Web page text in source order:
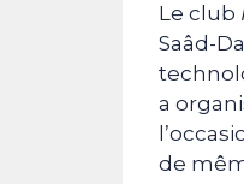
Le club
Saâd-
a
de